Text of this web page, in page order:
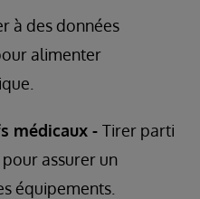
à des données
alimenter
médicaux - Tirer parti
assurer un
équipements.